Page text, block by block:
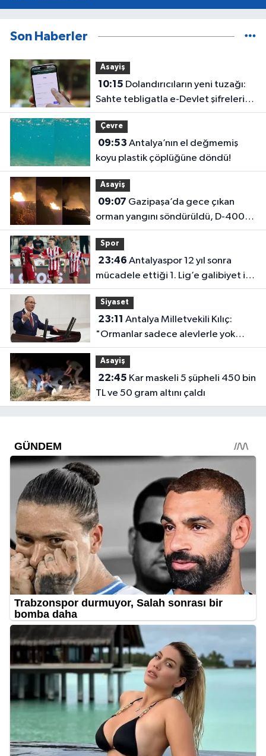
Son Haberler
Asayiş
10:15
Sahte tebligatla e-Devlet şifrelerini
çalıyorlar
Çevre
09:53
koyu plastik çöplüğüne döndü!
Asayiş
09:07
orman yangını söndürüldü, D-400
trafiğe açıldı
Spor
23:46
mücadele ettiği 1. Lig’e galibiyet ile
başladı
Siyaset
23:11
"Ormanlar sadece alevlerle yok
olmuyor"
Asayiş
22:45
TL ve 50 gram altını çaldı